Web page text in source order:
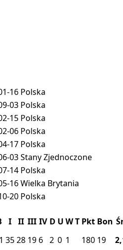
16 Polska
03 Polska
15 Polska
06 Polska
17 Polska
03Stany Zjednoczone
14 Polska
16Wielka Brytania
20 Polska
I II III IV D U WT Pkt Bon
3528 19 6 2 0 1 180 19